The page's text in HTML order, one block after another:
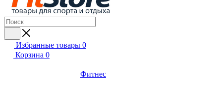
Избранные товары 0
Корзина 0
Фитнес